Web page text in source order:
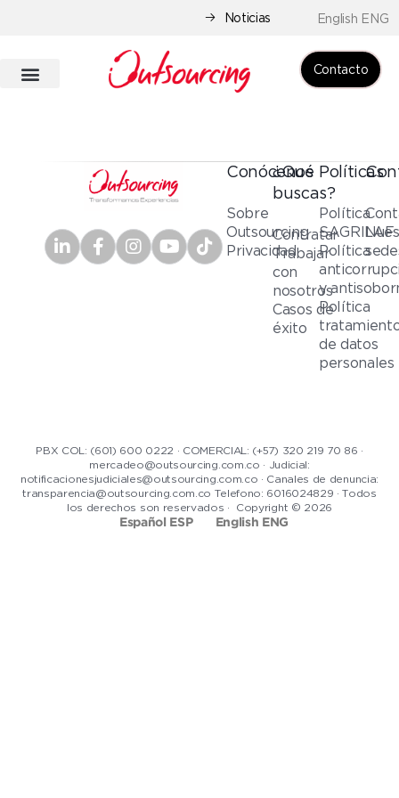
Noticias English ENG
Contacto
Conócenos
Sobre
Outsourcing
Privacidad
¿Qué
buscas?
Contratar
Trabajar
con
nosotros
Casos de
éxito
Políticas
Política
SAGRILAF
Política
y
Política
de datos
personales
PBX COL: (601) 600 0222 · COMERCIAL: (+57) 320 219 70 86 ·
mercadeo@outsourcing.com.co · Judicial:
notificacionesjudiciales@outsourcing.com.co · Canales de denuncia:
transparencia@outsourcing.com.co Telefono: 6016024829 · Todos
los derechos son reservados · Copyright © 2026
Español ESP English ENG